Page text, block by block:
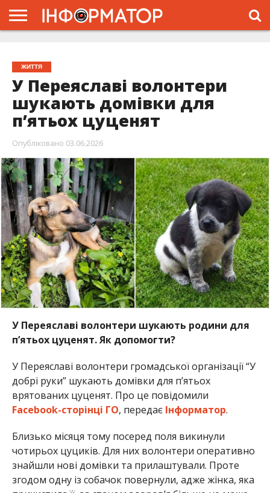
ПРОЄКТ
ЖИТТЯ
У Переяславі волонтери
шукають домівки для
п’ятьох цуценят
Опубліковано 03.06.2026
У Переяславі волонтери шукають родини для
п’ятьох цуценят. Як допомогти?
У Переяславі волонтери громадської організації “У
добрі руки” шукають домівки для п’ятьох
врятованих цуценят. Про це повідомили
Facebook-сторінці ГО, передає Інформатор.
Близько місяця тому посеред поля викинули
чотирьох цуциків. Для них волонтери оперативно
знайшли нові домівки та прилаштували. Проте
згодом одну із собачок повернули, адже жінка, яка